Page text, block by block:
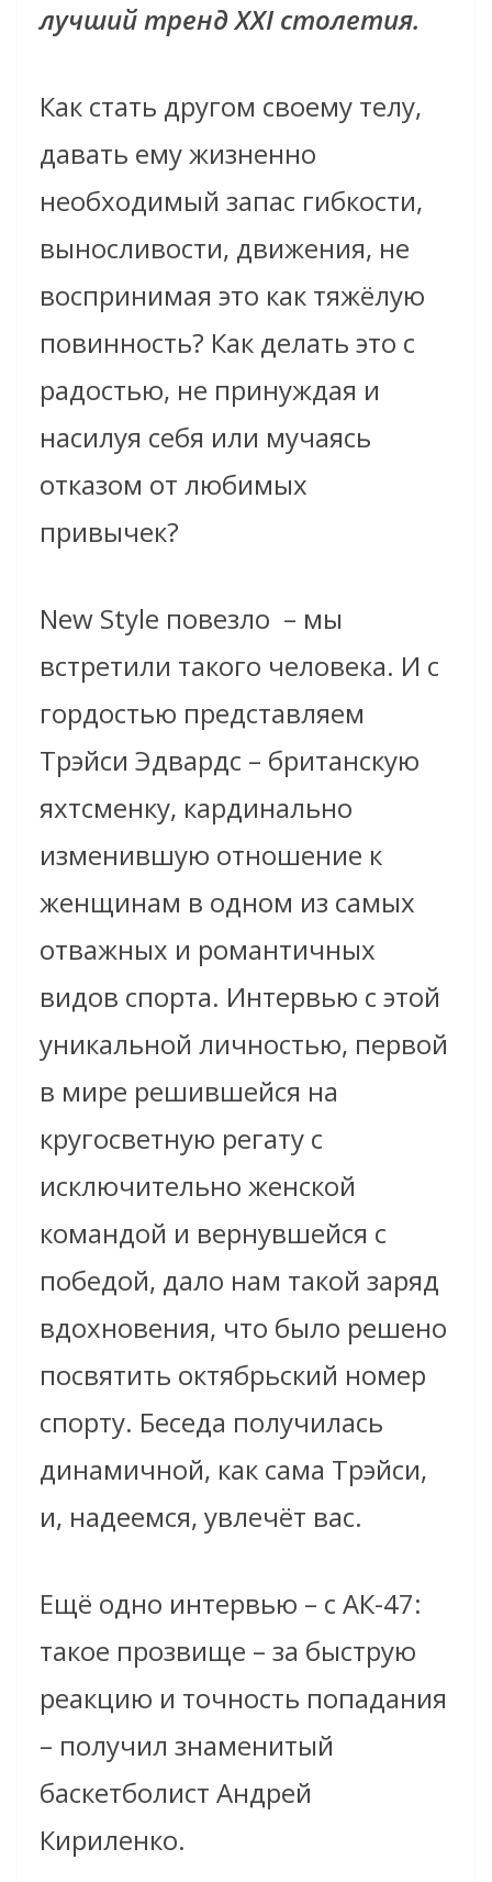
лучший тренд XXI столетия.
Как стать другом своему телу,
давать ему жизненно
необходимый запас гибкости,
выносливости, движения, не
воспринимая это как тяжёлую
повинность? Как делать это с
радостью, не принуждая и
насилуя себя или мучаясь
отказом от любимых
привычек?
New Style повезло – мы
встретили такого человека. И с
гордостью представляем
Трэйси Эдвардс – британскую
яхтсменку, кардинально
изменившую отношение к
женщинам в одном из самых
отважных и романтичных
видов спорта. Интервью с этой
уникальной личностью, первой
в мире решившейся на
кругосветную регату с
исключительно женской
командой и вернувшейся с
победой, дало нам такой заряд
вдохновения, что было решено
посвятить октябрьский номер
спорту. Беседа получилась
динамичной, как сама Трэйси,
и, надеемся, увлечёт вас.
Ещё одно интервью – с АК-47:
такое прозвище – за быструю
реакцию и точность попадания
– получил знаменитый
баскетболист Андрей
Кириленко.